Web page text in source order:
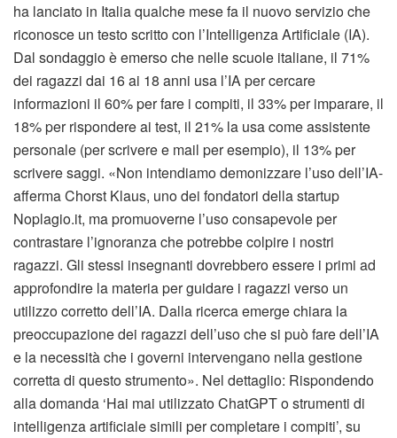
ha lanciato in Italia qualche mese fa il nuovo servizio che
riconosce un testo scritto con l’Intelligenza Artificiale (IA).
Dal sondaggio è emerso che nelle scuole italiane, il 71%
dei ragazzi dai 16 ai 18 anni usa l’IA per cercare
informazioni il 60% per fare i compiti, il 33% per imparare, il
18% per rispondere ai test, il 21% la usa come assistente
personale (per scrivere e mail per esempio), il 13% per
scrivere saggi. «Non intendiamo demonizzare l’uso dell’IA-
afferma Chorst Klaus, uno dei fondatori della startup
Noplagio.it, ma promuoverne l’uso consapevole per
contrastare l’ignoranza che potrebbe colpire i nostri
ragazzi. Gli stessi insegnanti dovrebbero essere i primi ad
approfondire la materia per guidare i ragazzi verso un
utilizzo corretto dell’IA. Dalla ricerca emerge chiara la
preoccupazione dei ragazzi dell’uso che si può fare dell’IA
e la necessità che i governi intervengano nella gestione
corretta di questo strumento». Nel dettaglio: Rispondendo
alla domanda ‘Hai mai utilizzato ChatGPT o strumenti di
intelligenza artificiale simili per completare i compiti’, su